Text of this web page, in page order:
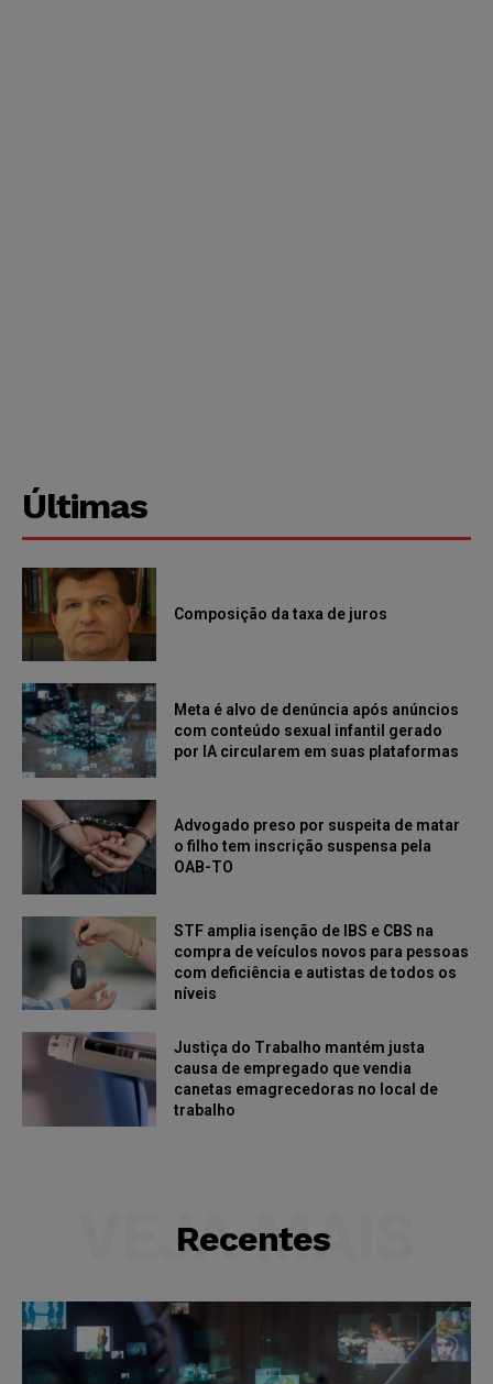
Últimas
Composição da taxa de juros
Meta é alvo de denúncia após anúncios
com conteúdo sexual infantil gerado
por IA circularem em suas plataformas
Advogado preso por suspeita de matar
o filho tem inscrição suspensa pela
OAB-TO
STF amplia isenção de IBS e CBS na
compra de veículos novos para pessoas
com deficiência e autistas de todos os
níveis
Justiça do Trabalho mantém justa
causa de empregado que vendia
canetas emagrecedoras no local de
trabalho
Recentes
VEJA MAIS